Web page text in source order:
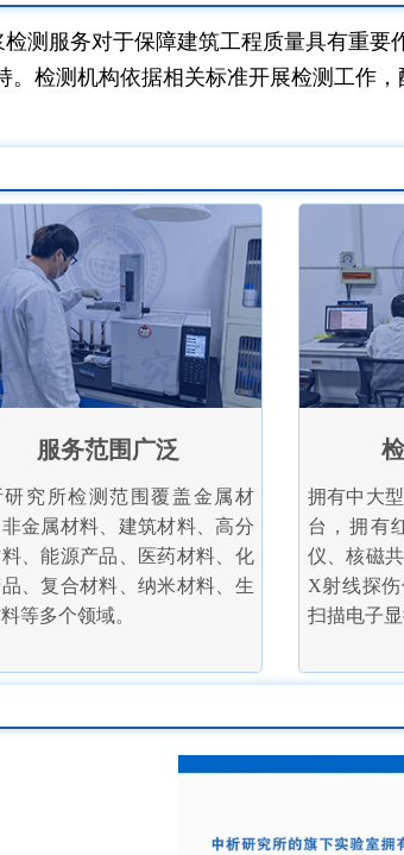
测服务对于保障建筑工程质量具有重
。检测机构依据相关标准开展检测工作
服务范围广泛
研究所检测范围覆盖金属材
金属材料、建筑材料、高分
、能源产品、医药材料、化
、复合材料、纳米材料、生
等多个领域。
拥有中大
台，拥有
仪、核磁
X射线探伤
扫描电子显